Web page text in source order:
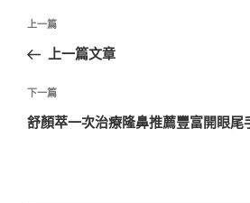
文
導
覽
上
一
文
章
上一篇
上一篇文章
下
一
下一篇
舒顏萃一次治療隆鼻推薦豐富開眼尾